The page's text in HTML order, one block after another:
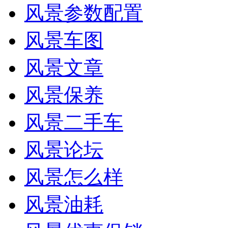
风景参数配置
风景车图
风景文章
风景保养
风景二手车
风景论坛
风景怎么样
风景油耗